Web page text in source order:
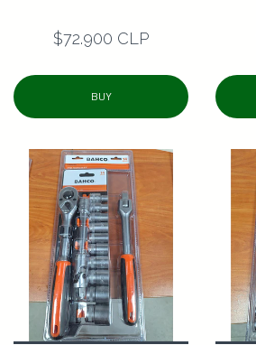
$72.900 CLP
BUY